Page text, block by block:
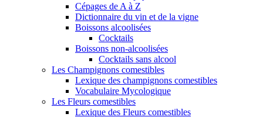
Cépages de A à Z
Dictionnaire du vin et de la vigne
Boissons alcoolisées
Cocktails
Boissons non-alcoolisées
Cocktails sans alcool
Les Champignons comestibles
Lexique des champignons comestibles
Vocabulaire Mycologique
Les Fleurs comestibles
Lexique des Fleurs comestibles